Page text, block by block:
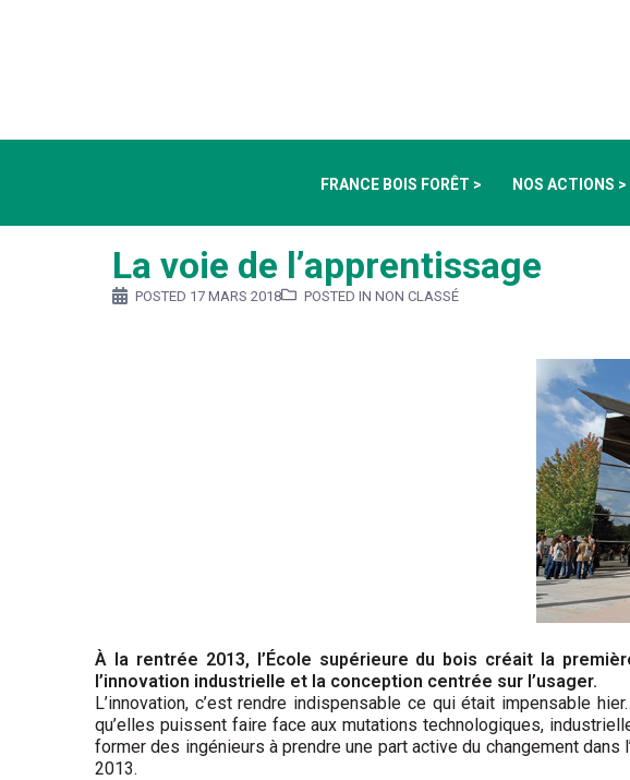
FRANCE BOIS FORÊT > NOS ACTIONS >
La voie de l’apprentissage
POSTED 17 MARS 2018 POSTED IN NON CLASSÉ
À la rentrée 2013, l’École supérieure du bois créait la
l’innovation industrielle et la conception centrée sur l’usager.
L’innovation, c’est rendre indispensable ce qui était impensable
qu’elles puissent faire face aux mutations technologiques,
former des ingénieurs à prendre une part active du changement dans
2013.